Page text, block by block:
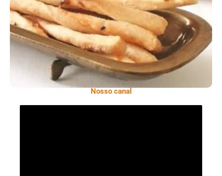
Comer Bem: Palitinhos De Cebola E Salsa
Nosso canal